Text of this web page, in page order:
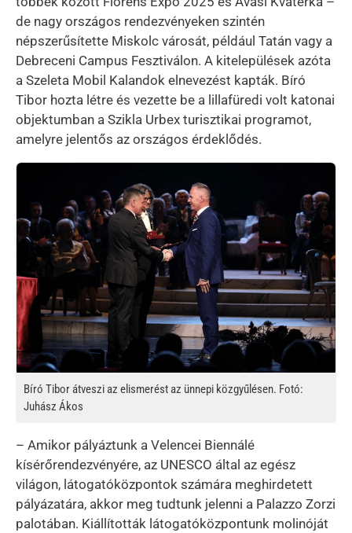
de nagy országos rendezvényeken szintén
népszerűsítette Miskolc városát, például Tatán vagy a
Debreceni Campus Fesztiválon. A kitelepülések azóta
a Szeleta Mobil Kalandok elnevezést kapták. Bíró
Tibor hozta létre és vezette be a lillafüredi volt katonai
objektumban a Szikla Urbex turisztikai programot,
amelyre jelentős az országos érdeklődés.
Kép
Bíró Tibor átveszi az elismerést az ünnepi közgyűlésen. Fotó:
Juhász Ákos
– Amikor pályáztunk a Velencei Biennálé
kísérőrendezvényére, az UNESCO által az egész
világon, látogatóközpontok számára meghirdetett
pályázatára, akkor meg tudtunk jelenni a Palazzo Zorzi
palotában. Kiállították látogatóközpontunk molinóját